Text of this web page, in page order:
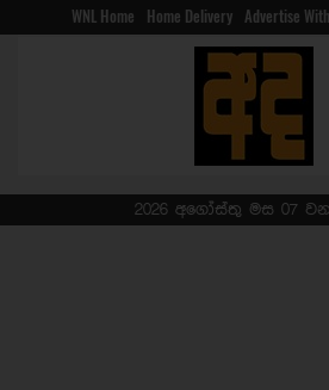
WNL Home Home Delivery Advertise
2026 අගෝස්තු මස 07